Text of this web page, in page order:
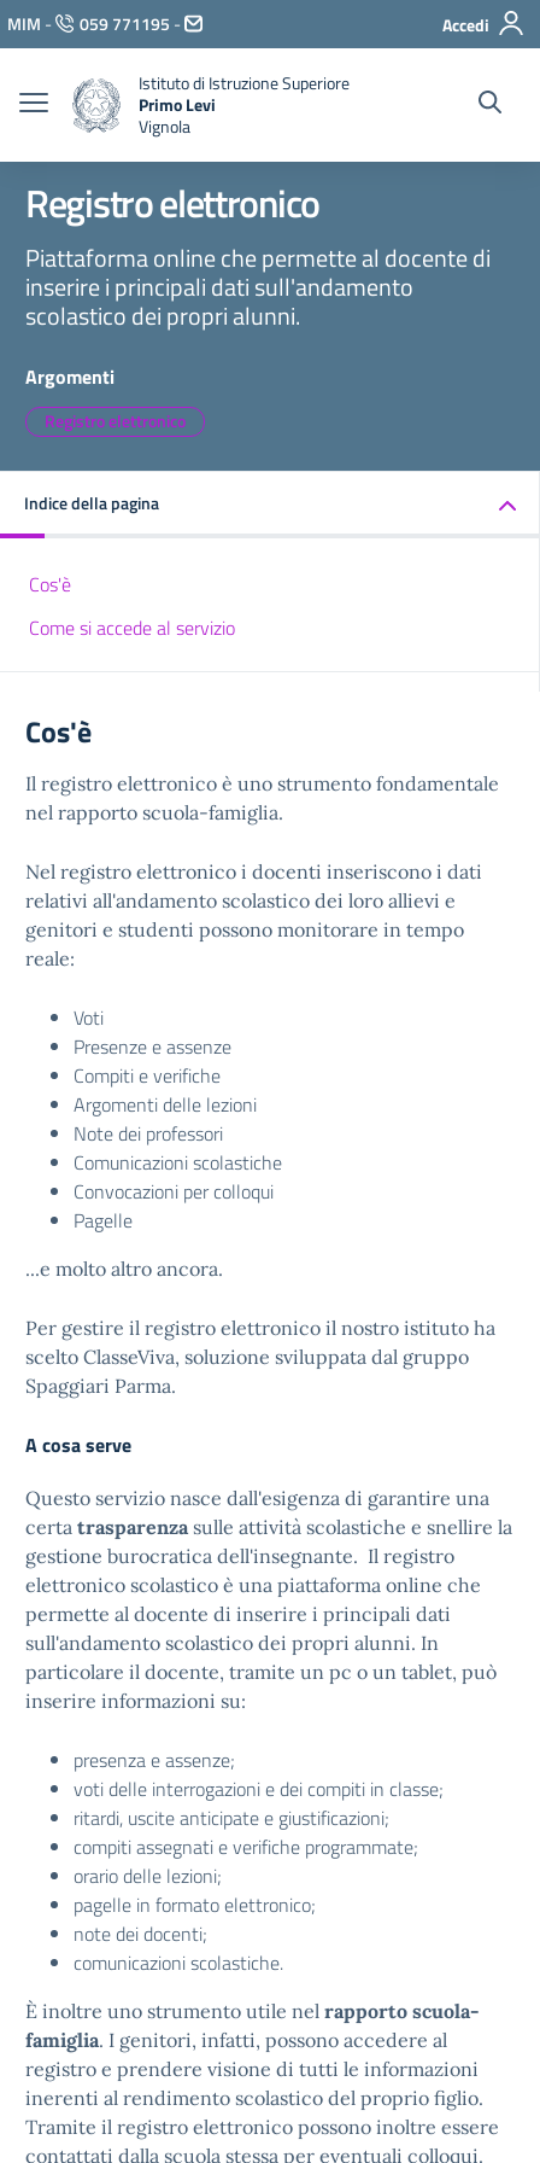
Vai ai contenuti
Vai al menu di navigazione
Vai al footer
MIM - 059 771195 - Accedi
Istituto di Istruzione Superiore
Primo Levi
Vignola
Registro elettronico
Piattaforma online che permette al docente di
inserire i principali dati sull'andamento
scolastico dei propri alunni.
Argomenti
Registro elettronico
Indice della pagina
Cos'è
Come si accede al servizio
Cos'è
Il registro elettronico è uno strumento fondamentale
nel rapporto scuola-famiglia.
Nel registro elettronico i docenti inseriscono i dati
relativi all'andamento scolastico dei loro allievi e
genitori e studenti possono monitorare in tempo
reale:
Voti
Presenze e assenze
Compiti e verifiche
Argomenti delle lezioni
Note dei professori
Comunicazioni scolastiche
Convocazioni per colloqui
Pagelle
...e molto altro ancora.
Per gestire il registro elettronico il nostro istituto ha
scelto ClasseViva, soluzione sviluppata dal gruppo
Spaggiari Parma.
A cosa serve
Questo servizio nasce dall'esigenza di garantire una
certa trasparenzasulle attività scolastiche e snellire la
gestione burocratica dell'insegnante. Il registro
elettronico scolastico è una piattaforma online che
permette al docente di inserire i principali dati
sull'andamento scolastico dei propri alunni. In
particolare il docente, tramite un pc o un tablet, può
inserire informazioni su:
presenza e assenze;
voti delle interrogazioni e dei compiti in classe;
ritardi, uscite anticipate e giustificazioni;
compiti assegnati e verifiche programmate;
orario delle lezioni;
pagelle in formato elettronico;
note dei docenti;
comunicazioni scolastiche.
È inoltre uno strumento utile nel rapporto scuola-
famiglia. I genitori, infatti, possono accedere al
registro e prendere visione di tutti le informazioni
inerenti al rendimento scolastico del proprio figlio.
Tramite il registro elettronico possono inoltre essere
contattati dalla scuola stessa per eventuali colloqui.